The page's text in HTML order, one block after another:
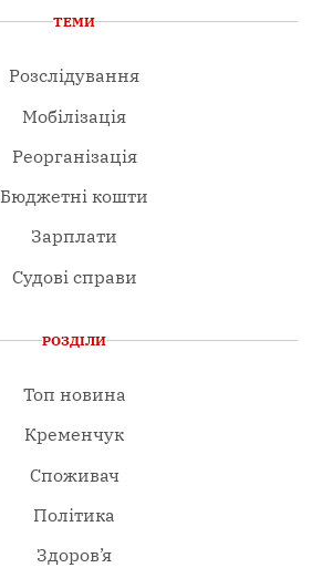
ТЕМИ
Розслідування
Мобілізація
Реорганізація
Бюджетні кошти
Зарплати
Судові справи
РОЗДІЛИ
Топ новина
Кременчук
Споживач
Політика
Здоров’я